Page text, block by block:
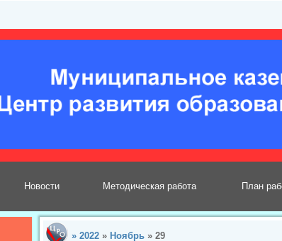
Новости Методическая работа План
» 2022 » Ноябрь » 29